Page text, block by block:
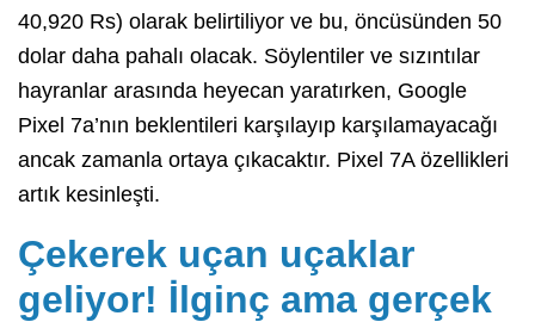
40,920 Rs) olarak belirtiliyor ve bu, öncüsünden 50
dolar daha pahalı olacak. Söylentiler ve sızıntılar
hayranlar arasında heyecan yaratırken, Google
Pixel 7a’nın beklentileri karşılayıp karşılamayacağı
ancak zamanla ortaya çıkacaktır. Pixel 7A özellikleri
artık kesinleşti.
Çekerek uçan uçaklar
geliyor! İlginç ama gerçek